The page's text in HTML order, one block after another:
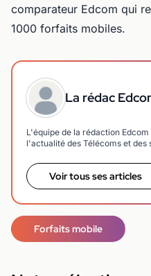
comparateur Edcom qui
1000 forfaits mobiles.
La rédac
L'équipe de la rédaction
l'actualité des Télécoms et des
Voir tous ses articles
Forfaits mobile